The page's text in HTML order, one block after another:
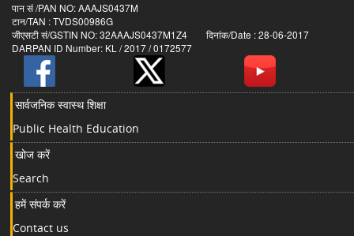
पान सं /PAN NO: AAAJS0437M
टान/TAN : TVDS00986G
जीएसटी सं/GSTIN NO: 32AAAJS0437M1Z4 दिनांक/Date : 28-06-2017
DARPAN ID Number: KL / 2017 / 0172577
सार्वजनिक स्वास्थ शिक्षा
Public Health Education
खोज करें
Search
हमें संपर्क करें
Contact us